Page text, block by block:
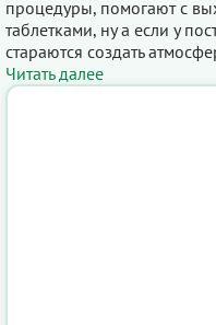
процедуры, помогают с
таблетками, ну а если у
стараются создать
Читать далее